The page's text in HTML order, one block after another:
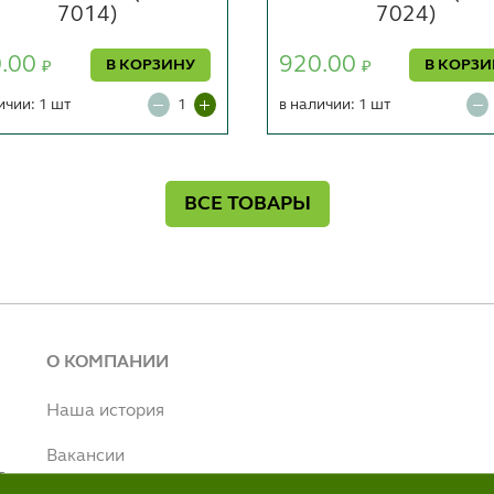
7014)
₽ В КОРЗИНУ
1 шт
7024)
920.00 ₽ В
в наличии: 1 шт
ВСЕ ТОВАРЫ
О КОМПАНИИ
Наша история
Вакансии